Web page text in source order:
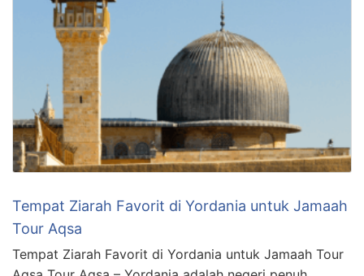
Tempat Ziarah Favorit di Yordania untuk Jamaah
Tour Aqsa
Tempat Ziarah Favorit di Yordania untuk Jamaah Tour